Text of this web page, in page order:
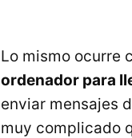
Lo mismo ocurre
ordenador para
enviar mensajes
muy complicado